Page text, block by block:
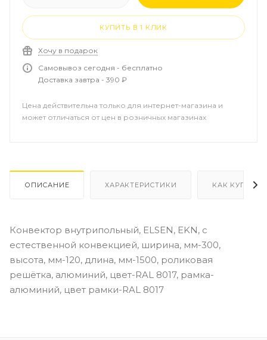
КУПИТЬ В 1 КЛИК
Хочу в подарок
Самовывоз сегодня - бесплатно
Доставка завтра - 390 ₽
Цена действительна только для интернет-магазина и
может отличаться от цен в розничных магазинах
ОПИСАНИЕ ХАРАКТЕРИСТИКИ КАК КУПИТЬ
Конвектор внутрипольный, ELSEN, EKN, с
естественной конвекцией, ширина, мм-300,
высота, мм-120, длина, мм-1500, роликовая
решётка, алюминий, цвет-RAL 8017, рамка-
алюминий, цвет рамки-RAL 8017